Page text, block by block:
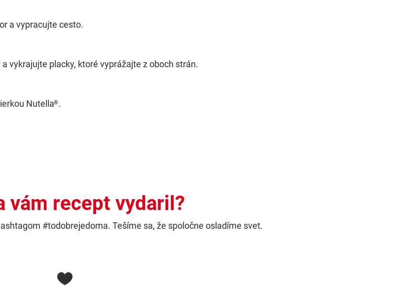
a vypracujte cesto.
vykrajujte placky, ktoré vyprážajte z oboch strán.
Nutella® .
vám recept vydaril?
#todobrejedoma. Tešíme sa, že spoločne osladíme svet.